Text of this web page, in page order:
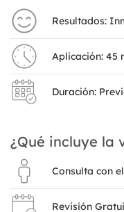
Resultados:
Aplicación: 45
Duración:
¿Qué incluye la
Consulta con
Revisión